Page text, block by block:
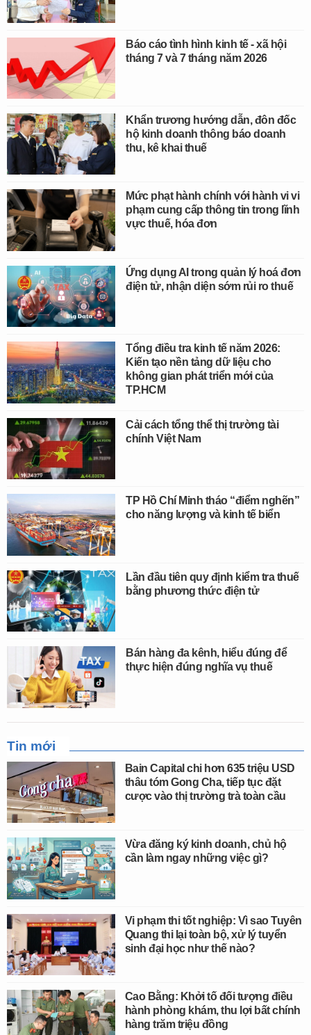
Báo cáo tình hình kinh tế - xã hội
tháng 7 và 7 tháng năm 2026
Khẩn trương hướng dẫn, đôn đốc
hộ kinh doanh thông báo doanh
thu, kê khai thuế
Mức phạt hành chính với hành vi vi
phạm cung cấp thông tin trong lĩnh
vực thuế, hóa đơn
Ứng dụng AI trong quản lý hoá đơn
điện tử, nhận diện sớm rủi ro thuế
Tổng điều tra kinh tế năm 2026:
Kiến tạo nền tảng dữ liệu cho
không gian phát triển mới của
TP.HCM
Cải cách tổng thể thị trường tài
chính Việt Nam
TP Hồ Chí Minh tháo “điểm nghẽn”
cho năng lượng và kinh tế biển
Lần đầu tiên quy định kiểm tra thuế
bằng phương thức điện tử
Bán hàng đa kênh, hiểu đúng để
thực hiện đúng nghĩa vụ thuế
Tin mới
Bain Capital chi hơn 635 triệu USD
thâu tóm Gong Cha, tiếp tục đặt
cược vào thị trường trà toàn cầu
Vừa đăng ký kinh doanh, chủ hộ
cần làm ngay những việc gì?
Vi phạm thi tốt nghiệp: Vì sao Tuyên
Quang thi lại toàn bộ, xử lý tuyển
sinh đại học như thế nào?
Cao Bằng: Khởi tố đối tượng điều
hành phòng khám, thu lợi bất chính
hàng trăm triệu đồng